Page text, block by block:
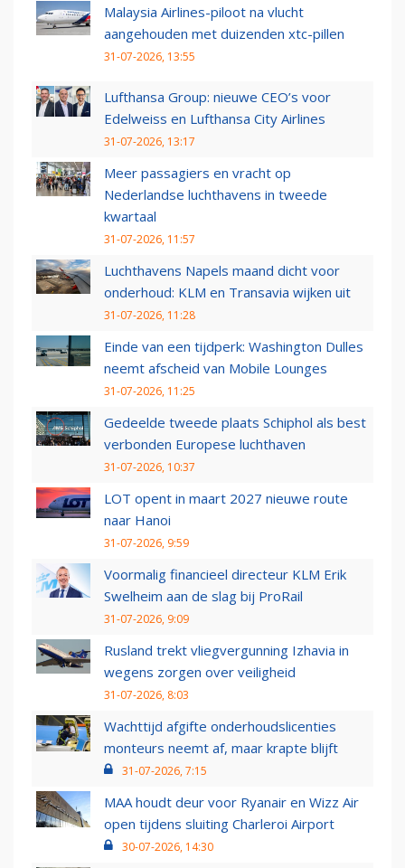
Malaysia Airlines-piloot na vlucht
aangehouden met duizenden xtc-pillen
31-07-2026, 13:55
Lufthansa Group: nieuwe CEO’s voor
Edelweiss en Lufthansa City Airlines
31-07-2026, 13:17
Meer passagiers en vracht op
Nederlandse luchthavens in tweede
kwartaal
31-07-2026, 11:57
Luchthavens Napels maand dicht voor
onderhoud: KLM en Transavia wijken uit
31-07-2026, 11:28
Einde van een tijdperk: Washington Dulles
neemt afscheid van Mobile Lounges
31-07-2026, 11:25
Gedeelde tweede plaats Schiphol als best
verbonden Europese luchthaven
31-07-2026, 10:37
LOT opent in maart 2027 nieuwe route
naar Hanoi
31-07-2026, 9:59
Voormalig financieel directeur KLM Erik
Swelheim aan de slag bij ProRail
31-07-2026, 9:09
Rusland trekt vliegvergunning Izhavia in
wegens zorgen over veiligheid
31-07-2026, 8:03
Wachttijd afgifte onderhoudslicenties
monteurs neemt af, maar krapte blijft
31-07-2026, 7:15
MAA houdt deur voor Ryanair en Wizz Air
open tijdens sluiting Charleroi Airport
30-07-2026, 14:30